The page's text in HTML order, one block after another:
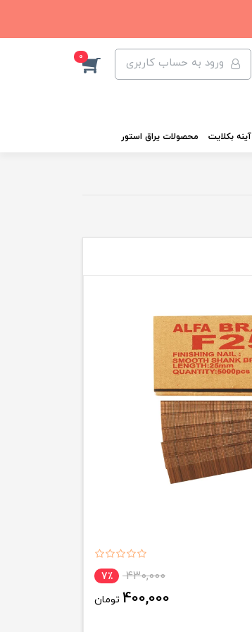
ورود به حساب کاربری 0
آینه بکلایت محصولات یراق استور
430,000 7٪
400,000 تومان